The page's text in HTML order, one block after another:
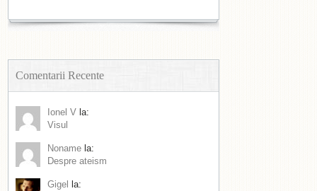
Comentarii Recente
Ionel V la:
Visul
Noname la:
Despre ateism
Gigel
la: